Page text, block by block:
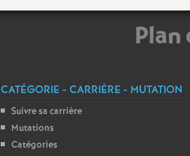
e
E
n
Plan
CATÉGORIE - CARRIÈRE - MUTATION
Suivre sa carrière
Mutations
Catégories